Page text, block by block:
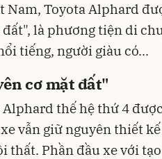
Nam, Toyota Alphard
là phương tiện di
tiếng, người giàu có...
cơ mặt đất"
Alphard thế hệ thứ 4
vẫn giữ nguyên thiết
thất. Phần đầu xe với